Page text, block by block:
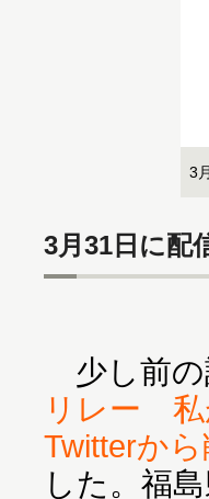
3
3月31日に配
少し前の
リレー 私
Twitterか
した。福